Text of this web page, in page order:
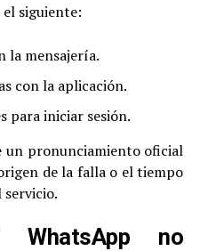
el siguiente:
la mensajería.
con la aplicación.
para iniciar sesión.
un pronunciamiento oficial
de la falla o el tiempo
servicio.
no